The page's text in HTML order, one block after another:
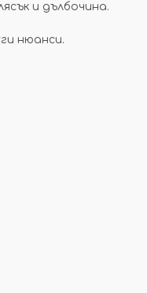
и дълбочина.
нюанси.